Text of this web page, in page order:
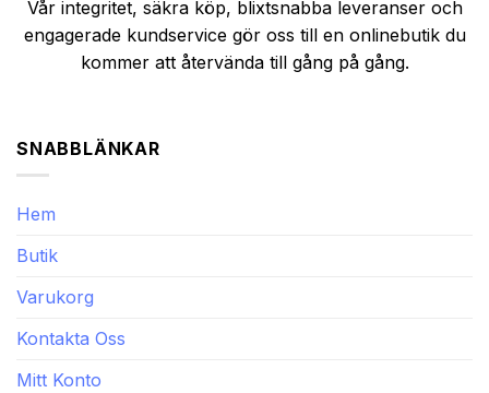
Vår integritet, säkra köp, blixtsnabba leveranser och
engagerade kundservice gör oss till en onlinebutik du
kommer att återvända till gång på gång.
SNABBLÄNKAR
Hem
Butik
Varukorg
Kontakta Oss
Mitt Konto